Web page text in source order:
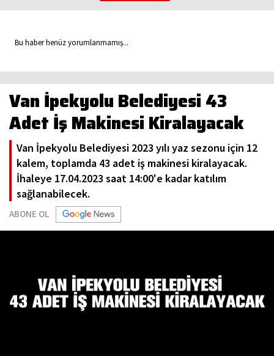
Bu haber henüz yorumlanmamış...
Van İpekyolu Belediyesi 43
Adet İş Makinesi Kiralayacak
Van İpekyolu Belediyesi 2023 yılı yaz sezonu için 12
kalem, toplamda 43 adet iş makinesi kiralayacak.
İhaleye 17.04.2023 saat 14:00'e kadar katılım
sağlanabilecek.
ABONE OL